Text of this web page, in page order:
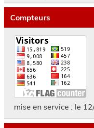
Compteurs
mise en service : le